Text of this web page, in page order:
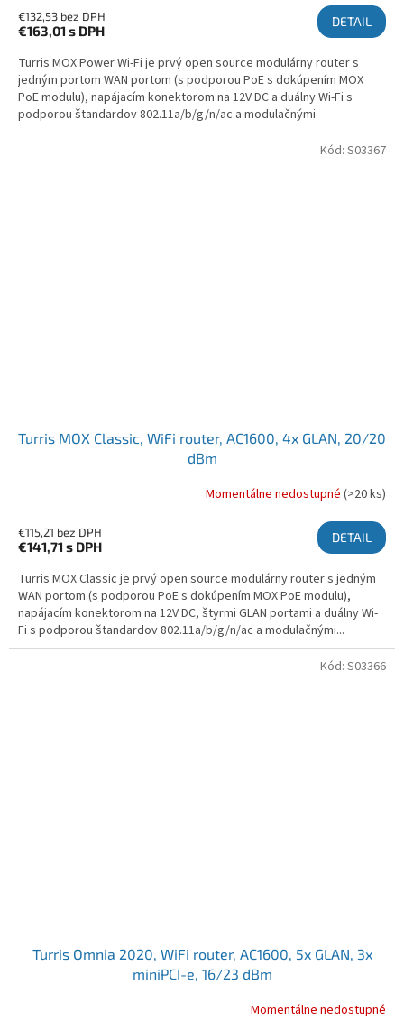
€132,53 bez DPH
€163,01 s DPH
DETAIL
Turris MOX Power Wi-Fi je prvý open source modulárny router s
jedným portom WAN portom (s podporou PoE s dokúpením MOX
PoE modulu), napájacím konektorom na 12V DC a duálny Wi-Fi s
podporou štandardov 802.11a/b/g/n/ac a modulačnými
rýchlosťami...
Turris MOX Classic, WiFi router, AC1600, 4x GLAN, 20/20
dBm
Momentálne nedostupné (>20 ks)
€115,21 bez DPH
€141,71 s DPH
DETAIL
Turris MOX Classic je prvý open source modulárny router s jedným
WAN portom (s podporou PoE s dokúpením MOX PoE modulu),
napájacím konektorom na 12V DC, štyrmi GLAN portami a duálny Wi-
Fi s podporou štandardov 802.11a/b/g/n/ac a modulačnými...
Kód: S03367
Turris Omnia 2020, WiFi router, AC1600, 5x GLAN, 3x
miniPCI-e, 16/23 dBm
Momentálne nedostupné
Kód: S03366